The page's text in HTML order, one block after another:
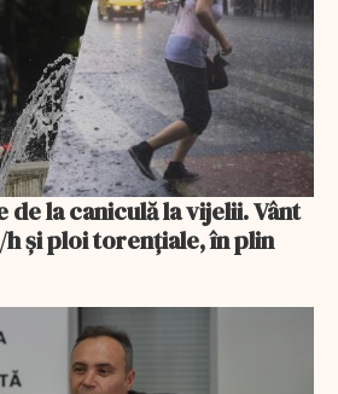
la caniculă la vijelii. Vânt
h și ploi torențiale, în plin